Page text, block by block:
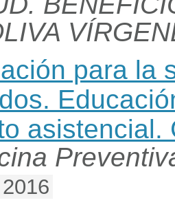
para la
asistencial.
2016